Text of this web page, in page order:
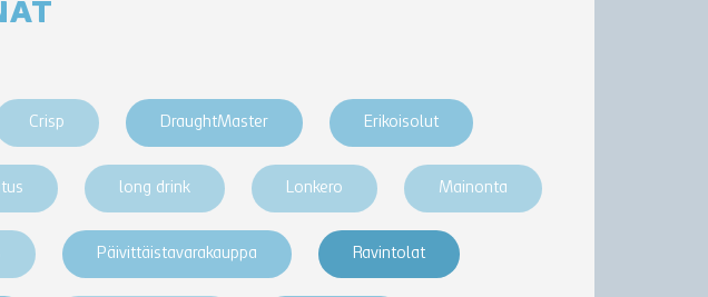
Crisp DraughtMaster Erikoisolut
long drink Lonkero Mainonta
Päivittäistavarakauppa Ravintolat